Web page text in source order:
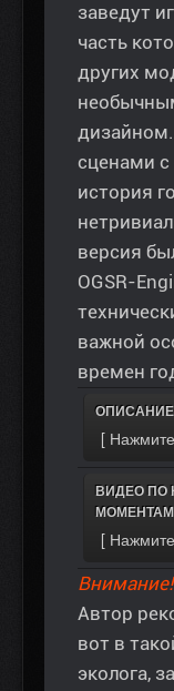
заведут
часть
других
сценами с
история
версия
OGSR-
важной
времен
ВИДЕО ПО
МОМЕНТАМ
Внимание!
Автор
вот в
эколога,